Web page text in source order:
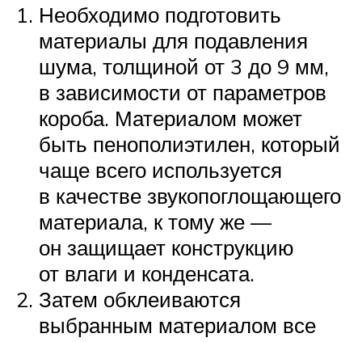
Необходимо подготовить
материалы для подавления
шума, толщиной от 3 до 9 мм,
в зависимости от параметров
короба. Материалом может
быть пенополиэтилен, который
чаще всего используется
в качестве звукопоглощающего
материала, к тому же —
он защищает конструкцию
от влаги и конденсата.
Затем обклеиваются
выбранным материалом все